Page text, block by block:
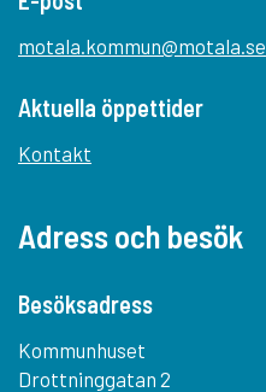
motala.kommun@motala.se
Aktuella öppettider
Kontakt
Adress och besök
Besöksadress
Kommunhuset
Drottninggatan 2